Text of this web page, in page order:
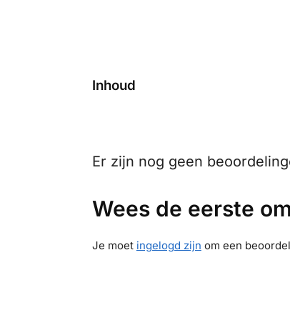
Inhoud
Er zijn nog geen
Wees de eerste
Je moet ingelogd zijn om een